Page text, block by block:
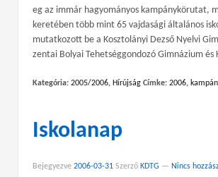
eg az immár hagyományos kampánykörutat,
keretében több mint 65 vajdasági általános
mutatkozott be a Kosztolányi Dezső Nyelvi
zentai Bolyai Tehetséggondozó Gimnázium és
Kategória: 2005/2006, Hírújság Címke: 2006,
Iskolanap
Bejegyezve 2006-03-31 Szerző KDTG — Nincs